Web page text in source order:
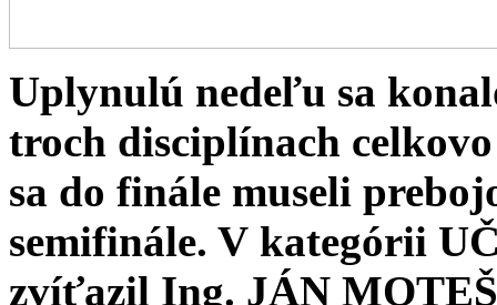
Uplynulú nedeľu sa
troch disciplínach
sa do finále museli
semifinále. V kategórii
zvíťazil Ing. JÁN